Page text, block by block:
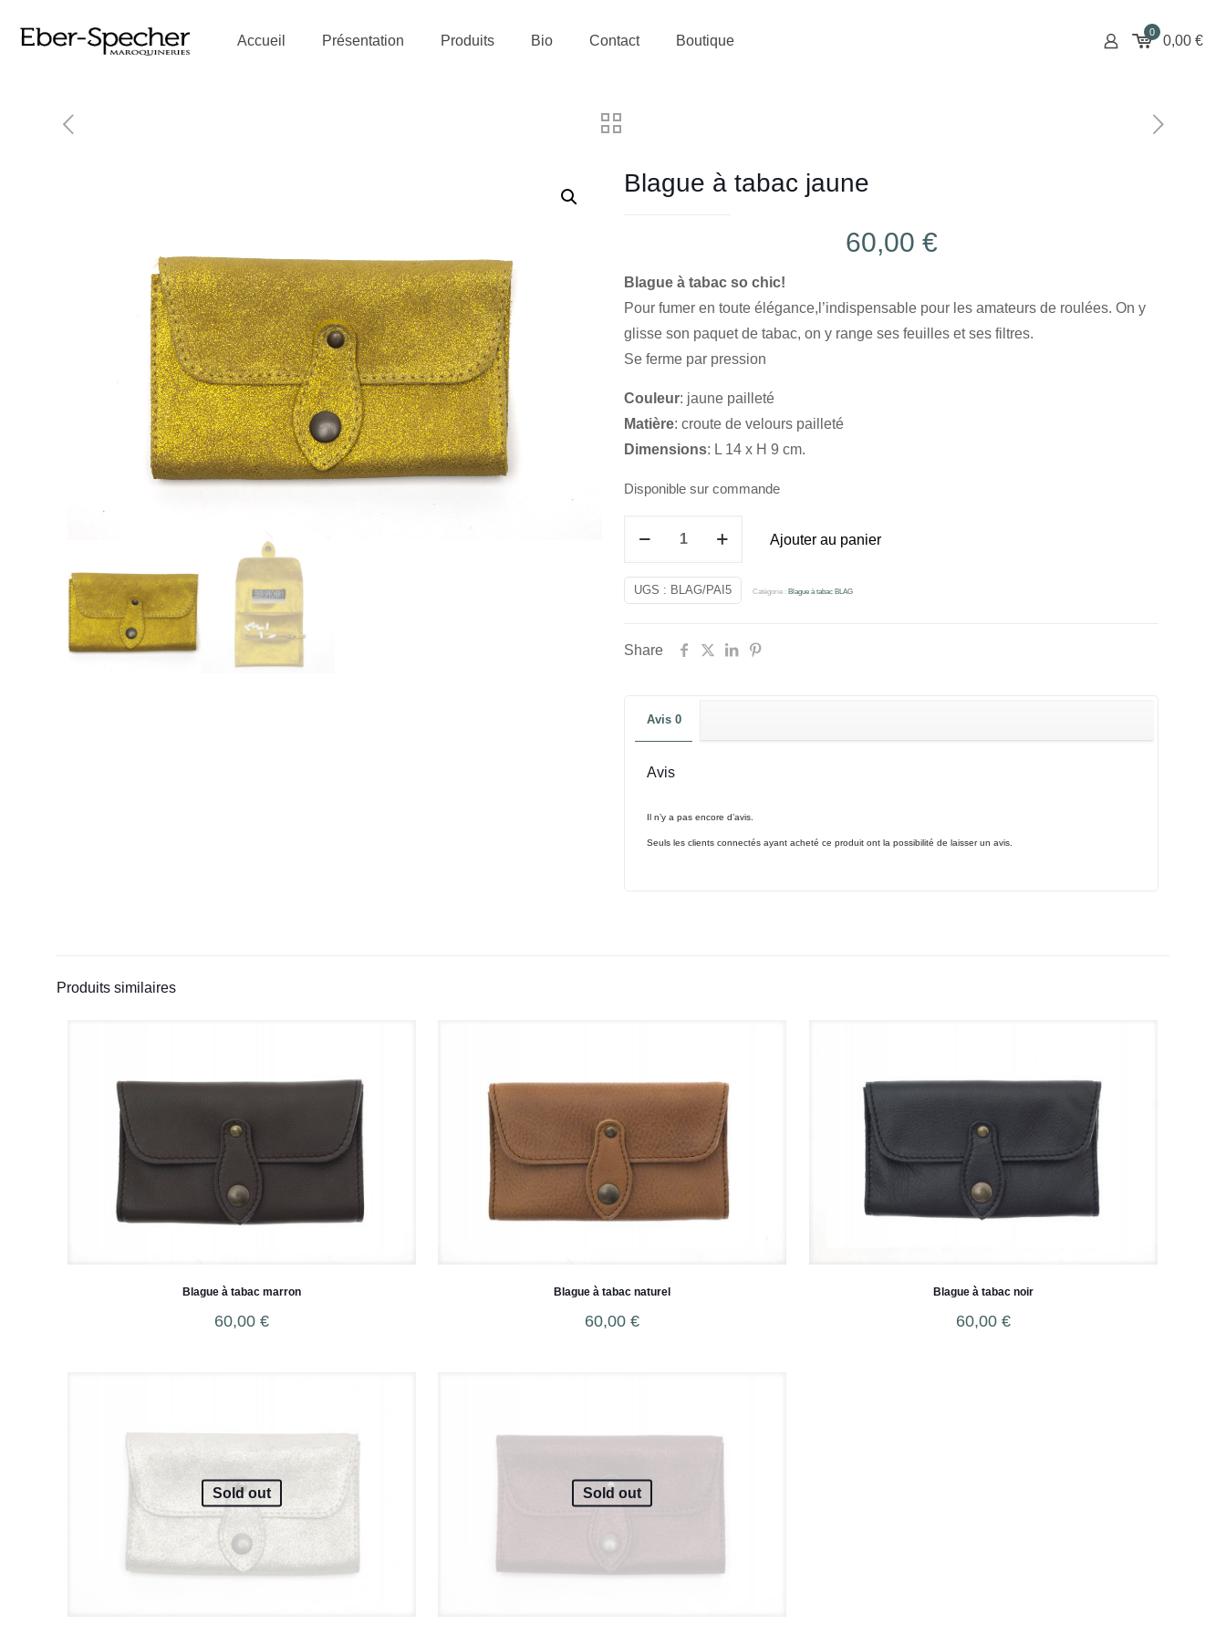
Accueil Présentation Produits Bio Contact Boutique
0
0,00 €
Blague à tabac jaune
60,00 €
Blague à tabac so chic!
Pour fumer en toute élégance,l’indispensable pour les amateurs de roulées. On y
glisse son paquet de tabac, on y range ses feuilles et ses filtres.
Se ferme par pression
Couleur: jaune pailleté
Matière: croute de velours pailleté
Dimensions: L 14 x H 9 cm.
Disponible sur commande
Blague
à
jaune
Ajouter au panier
UGS : BLAG/PAI5 Catégorie : Blague à tabac BLAG
Share
Avis 0
Avis
Il n’y a pas encore d’avis.
Seuls les clients connectés ayant acheté ce produit ont la possibilité de laisser un avis.
Produits similaires
Blague à tabac marron
60,00€
Blague à tabac naturel
60,00€
Blague à tabac noir
60,00 €
Sold out Sold out